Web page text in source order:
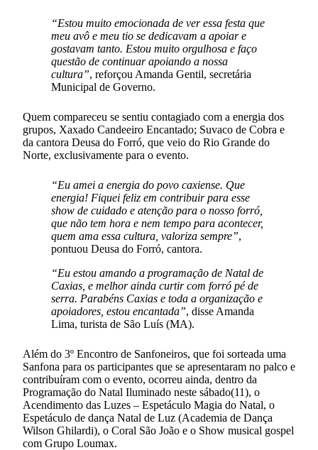
“Estou muito emocionada de ver essa festa que
meu avô e meu tio se dedicavam a apoiar e
gostavam tanto. Estou muito orgulhosa e faço
questão de continuar apoiando a nossa
cultura”, reforçou Amanda Gentil, secretária
Municipal de Governo.
Quem compareceu se sentiu contagiado com a energia dos
grupos, Xaxado Candeeiro Encantado; Suvaco de Cobra e
da cantora Deusa do Forró, que veio do Rio Grande do
Norte, exclusivamente para o evento.
“Eu amei a energia do povo caxiense. Que
energia! Fiquei feliz em contribuir para esse
show de cuidado e atenção para o nosso forró,
que não tem hora e nem tempo para acontecer,
quem ama essa cultura, valoriza sempre”,
pontuou Deusa do Forró, cantora.
“Eu estou amando a programação de Natal de
Caxias, e melhor ainda curtir com forró pé de
serra. Parabéns Caxias e toda a organização e
apoiadores, estou encantada”, disse Amanda
Lima, turista de São Luís (MA).
Além do 3º Encontro de Sanfoneiros, que foi sorteada uma
Sanfona para os participantes que se apresentaram no palco e
contribuíram com o evento, ocorreu ainda, dentro da
Programação do Natal Iluminado neste sábado(11), o
Acendimento das Luzes – Espetáculo Magia do Natal, o
Espetáculo de dança Natal de Luz (Academia de Dança
Wilson Ghilardi), o Coral São João e o Show musical gospel
com Grupo Loumax.